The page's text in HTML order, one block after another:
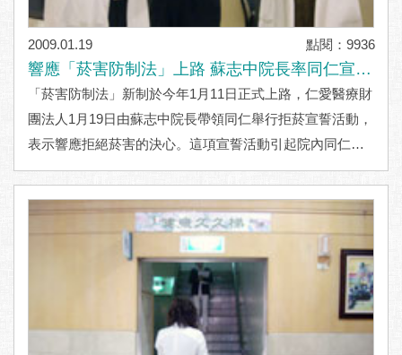
2009.01.19 點閱：9936
響應「菸害防制法」上路 蘇志中院長率同仁宣誓
拒絕菸害決心
「菸害防制法」新制於今年1月11日正式上路，仁愛醫療財
團法人1月19日由蘇志中院長帶領同仁舉行拒菸宣誓活動，
表示響應拒絕菸害的決心。這項宣誓活動引起院內同仁和
民眾的廣大迴響，希望藉此發揮拋磚引玉的效果..More